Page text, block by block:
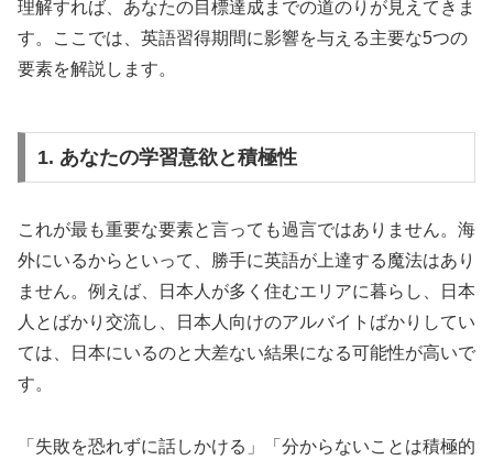
理解すれば、あなたの目標達成までの道のりが見えてきま
す。ここでは、英語習得期間に影響を与える主要な5つの
要素を解説します。
1. あなたの学習意欲と積極性
これが最も重要な要素と言っても過言ではありません。海
外にいるからといって、勝手に英語が上達する魔法はあり
ません。例えば、日本人が多く住むエリアに暮らし、日本
人とばかり交流し、日本人向けのアルバイトばかりしてい
ては、日本にいるのと大差ない結果になる可能性が高いで
す。
「失敗を恐れずに話しかける」「分からないことは積極的